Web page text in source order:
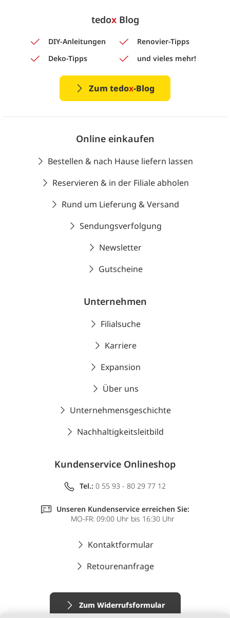
tedoxBlog
DIY-Anleitungen
Renovier-Tipps
Deko-Tipps
und vieles mehr!
Zum tedox-Blog
Online einkaufen
Bestellen & nach Hause liefern lassen
Reservieren & in der Filiale abholen
Rund um Lieferung & Versand
Sendungsverfolgung
Newsletter
Gutscheine
Unternehmen
Filialsuche
Karriere
Expansion
Über uns
Unternehmensgeschichte
Nachhaltigkeitsleitbild
Kundenservice Onlineshop
Tel.: 0 55 93 - 80 29 77 12
Unseren Kundenservice erreichen Sie:
MO-FR: 09:00 Uhr bis 16:30 Uhr
Kontaktformular
Retourenanfrage
Zum Widerrufsformular